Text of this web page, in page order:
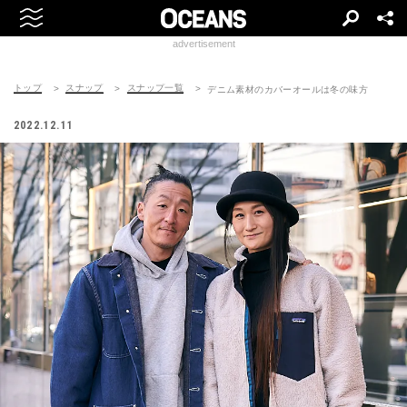
advertisement
トップ スナップ スナップ一覧 デニム素材のカバーオールは冬の味方
2022.12.11